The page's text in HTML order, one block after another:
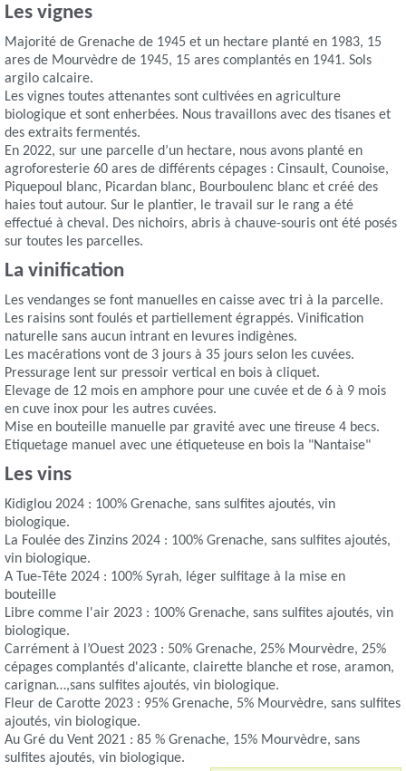
Les vignes
Majorité de Grenache de 1945 et un hectare planté en 1983, 15
ares de Mourvèdre de 1945, 15 ares complantés en 1941. Sols
argilo calcaire.
Les vignes toutes attenantes sont cultivées en agriculture
biologique et sont enherbées. Nous travaillons avec des tisanes et
des extraits fermentés.
En 2022, sur une parcelle d’un hectare, nous avons planté en
agroforesterie 60 ares de différents cépages : Cinsault, Counoise,
Piquepoul blanc, Picardan blanc, Bourboulenc blanc et créé des
haies tout autour. Sur le plantier, le travail sur le rang a été
effectué à cheval. Des nichoirs, abris à chauve-souris ont été posés
sur toutes les parcelles.
La vinification
Les vendanges se font manuelles en caisse avec tri à la parcelle.
Les raisins sont foulés et partiellement égrappés. Vinification
naturelle sans aucun intrant en levures indigènes.
Les macérations vont de 3 jours à 35 jours selon les cuvées.
Pressurage lent sur pressoir vertical en bois à cliquet.
Elevage de 12 mois en amphore pour une cuvée et de 6 à 9 mois
en cuve inox pour les autres cuvées.
Mise en bouteille manuelle par gravité avec une tireuse 4 becs.
Etiquetage manuel avec une étiqueteuse en bois la "Nantaise"
Les vins
Kidiglou 2024 : 100% Grenache, sans sulfites ajoutés, vin
biologique.
La Foulée des Zinzins 2024 : 100% Grenache, sans sulfites ajoutés,
vin biologique.
A Tue-Tête 2024 : 100% Syrah, léger sulfitage à la mise en
bouteille
Libre comme l'air 2023 : 100% Grenache, sans sulfites ajoutés, vin
biologique.
Carrément à l’Ouest 2023 : 50% Grenache, 25% Mourvèdre, 25%
cépages complantés d'alicante, clairette blanche et rose, aramon,
carignan…,sans sulfites ajoutés, vin biologique.
Fleur de Carotte 2023 : 95% Grenache, 5% Mourvèdre, sans sulfites
ajoutés, vin biologique.
Au Gré du Vent 2021 : 85 % Grenache, 15% Mourvèdre, sans
sulfites ajoutés, vin biologique.